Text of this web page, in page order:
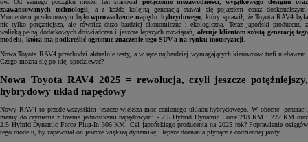
ów. Od samego początku model ten stanowił połączenie niezawodności, wyjątkowego designu oraz
zaawansowanych technologii, a z każdą kolejną generacją stawał się pojazdem coraz doskonalszym.
Momentem przełomowym byłowprowadzenie napędu hybrydowego, który sprawił, że Toyota RAV4 była
nie tylko potężniejsza, ale również dużo bardziej ekonomiczna i ekologiczna. Teraz japoński producent, z
walizką pełną dodatkowych doświadczeń i jeszcze lepszych rozwiązań, oferuje klientom szóstą generację tego
modelu, która ma podkreślić ogromne znaczenie tego SUV-a na rynku motoryzacji.
Nowa Toyota RAV4 przechodzi aktualnie testy, a w ręce najbardziej wymagających kierowców trafi niebawem.
Czego można się po niej spodziewać?
Nowa Toyota RAV4 2025 = rewolucja, czyli jeszcze potężniejszy,
hybrydowy układ napędowy
Nowy RAV4 to przede wszystkim jeszcze większa moc cenionego układu hybrydowego. W obecnej generacji
mamy do czynienia z trzema jednostkami napędowymi - 2.5 Hybrid Dynamic Force 218 KM i 222 KM oraz
2.5 Hybrid Dynamic Force Plug-In 306 KM. Cel japońskiego producenta na 2025 rok? Poprawienie osiągów
tego modelu, by zapewniał on jeszcze większą dynamikę i lepsze doznania płynące z codziennej jazdy.